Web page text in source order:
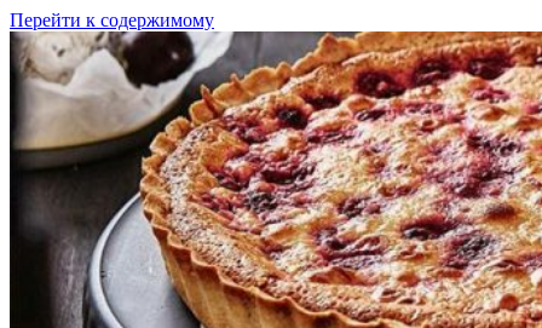
Перейти к содержимому